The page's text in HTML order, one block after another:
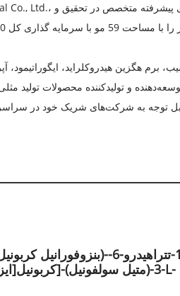
توجه به شرکت‌های شریک خود در